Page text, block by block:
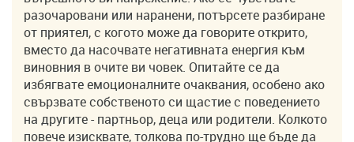
разочаровани или наранени, потърсете разбиране
от приятел, с когото може да говорите открито,
вместо да насочвате негативната енергия към
виновния в очите ви човек. Опитайте се да
избягвате емоционалните очаквания, особено ако
свързвате собственото си щастие с поведението
на другите - партньор, деца или родители. Колкото
повече изисквате, толкова по-трудно ще бъде да